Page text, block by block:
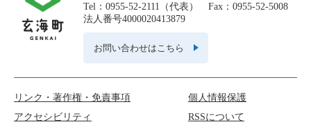
Tel：0955-52-2111（代表） Fax：0955-52-5008
法人番号4000020413879
お問い合わせはこちら
リンク・著作権・免責事項
個人情報保護
アクセシビリティ
RSSについて